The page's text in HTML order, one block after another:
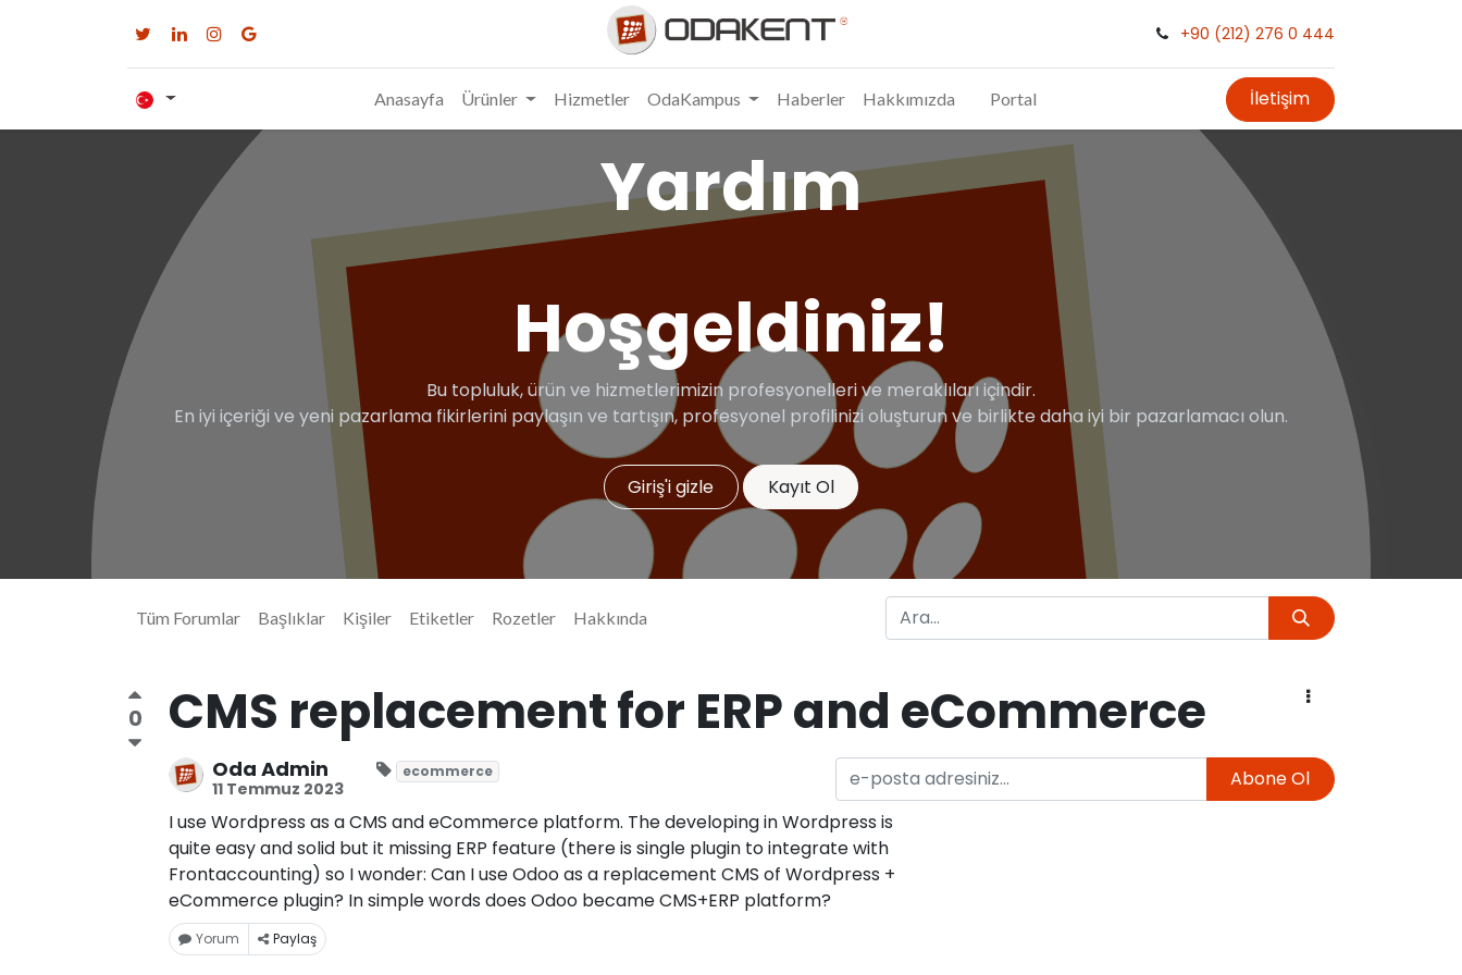
+90 (212) 276 0 444
Anasayfa Ürünler Hizmetler OdaKampus Haberler Hakkımızda Portal İletişim
Yardım
Hoşgeldiniz!
Bu topluluk, ürün ve hizmetlerimizin profesyonelleri ve meraklıları içindir.
En iyi içeriği ve yeni pazarlama fikirlerini paylaşın ve tartışın, profesyonel profilinizi oluşturun ve birlikte daha iyi bir pazarlamacı olun.
Giriş'i gizle Kayıt Ol
Tüm Forumlar Başlıklar Kişiler Etiketler Rozetler Hakkında
0 CMS replacement for ERP and eCommerce
Oda Admin
11 Temmuz 2023 Abone Ol
ecommerce
I use Wordpress as a CMS and eCommerce platform. The developing in Wordpress is
quite easy and solid but it missing ERP feature (there is single plugin to integrate with
Frontaccounting) so I wonder: Can I use Odoo as a replacement CMS of Wordpress +
eCommerce plugin? In simple words does Odoo became CMS+ERP platform?
Yorum Paylaş